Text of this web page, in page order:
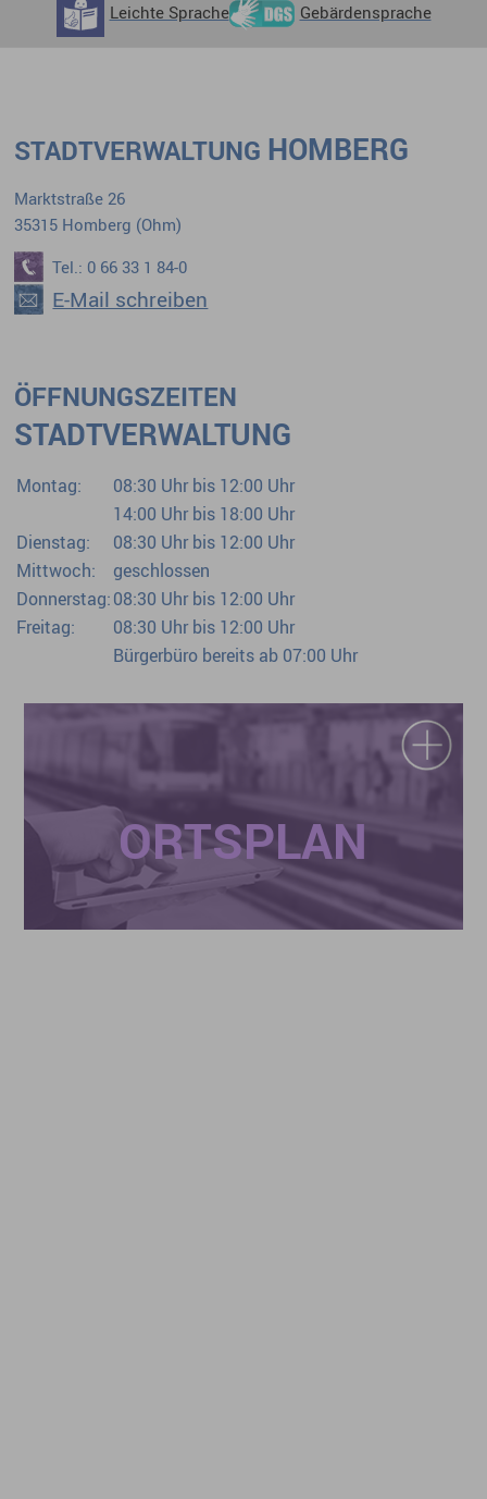
Leichte Sprache Gebärdensprache
STADTVERWALTUNG HOMBERG
Marktstraße 26
35315 Homberg (Ohm)
Tel.: 0 66 33 1 84-0
E-Mail schreiben
ÖFFNUNGSZEITEN
STADTVERWALTUNG
Montag:
08:30 Uhr bis 12:00 Uhr
14:00 Uhr bis 18:00 Uhr
Dienstag:
08:30 Uhr bis 12:00 Uhr
Mittwoch:
geschlossen
Donnerstag:08:30 Uhr bis 12:00 Uhr
Freitag:
08:30 Uhr bis 12:00 Uhr
Bürgerbüro bereits ab 07:00 Uhr
ORTSPLAN